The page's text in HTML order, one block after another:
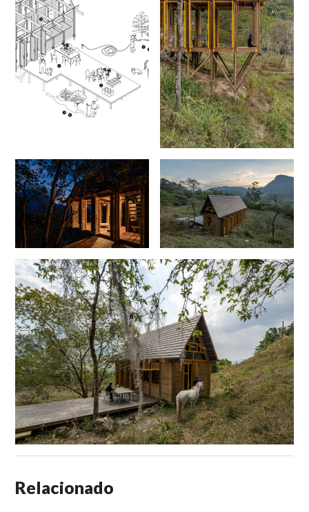
Relacionado